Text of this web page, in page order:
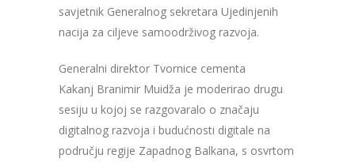
savjetnik Generalnog sekretara Ujedinjenih
nacija za ciljeve samoodrživog razvoja.
Generalni direktor Tvornice cementa
Kakanj Branimir Muidža je moderirao drugu
sesiju u kojoj se razgovaralo o značaju
digitalnog razvoja i budućnosti digitale na
području regije Zapadnog Balkana, s osvrtom